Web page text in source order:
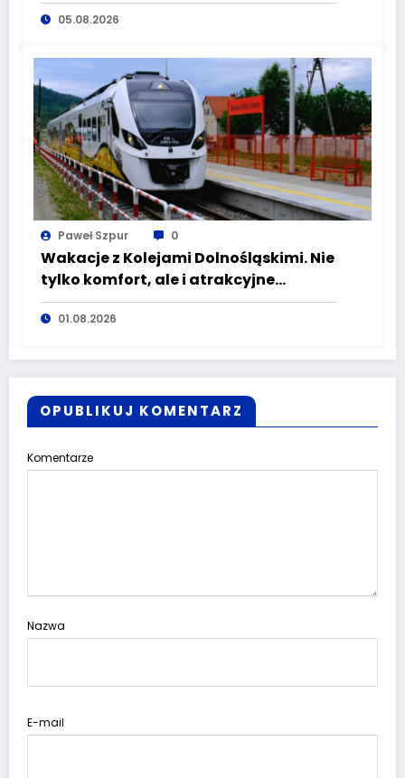
Dolnego Śląska
05.08.2026
Paweł Szpur 0
Wakacje z Kolejami Dolnośląskimi. Nie
tylko komfort, ale i atrakcyjne
kierunki
01.08.2026
OPUBLIKUJ KOMENTARZ
Komentarze
Nazwa
E-mail